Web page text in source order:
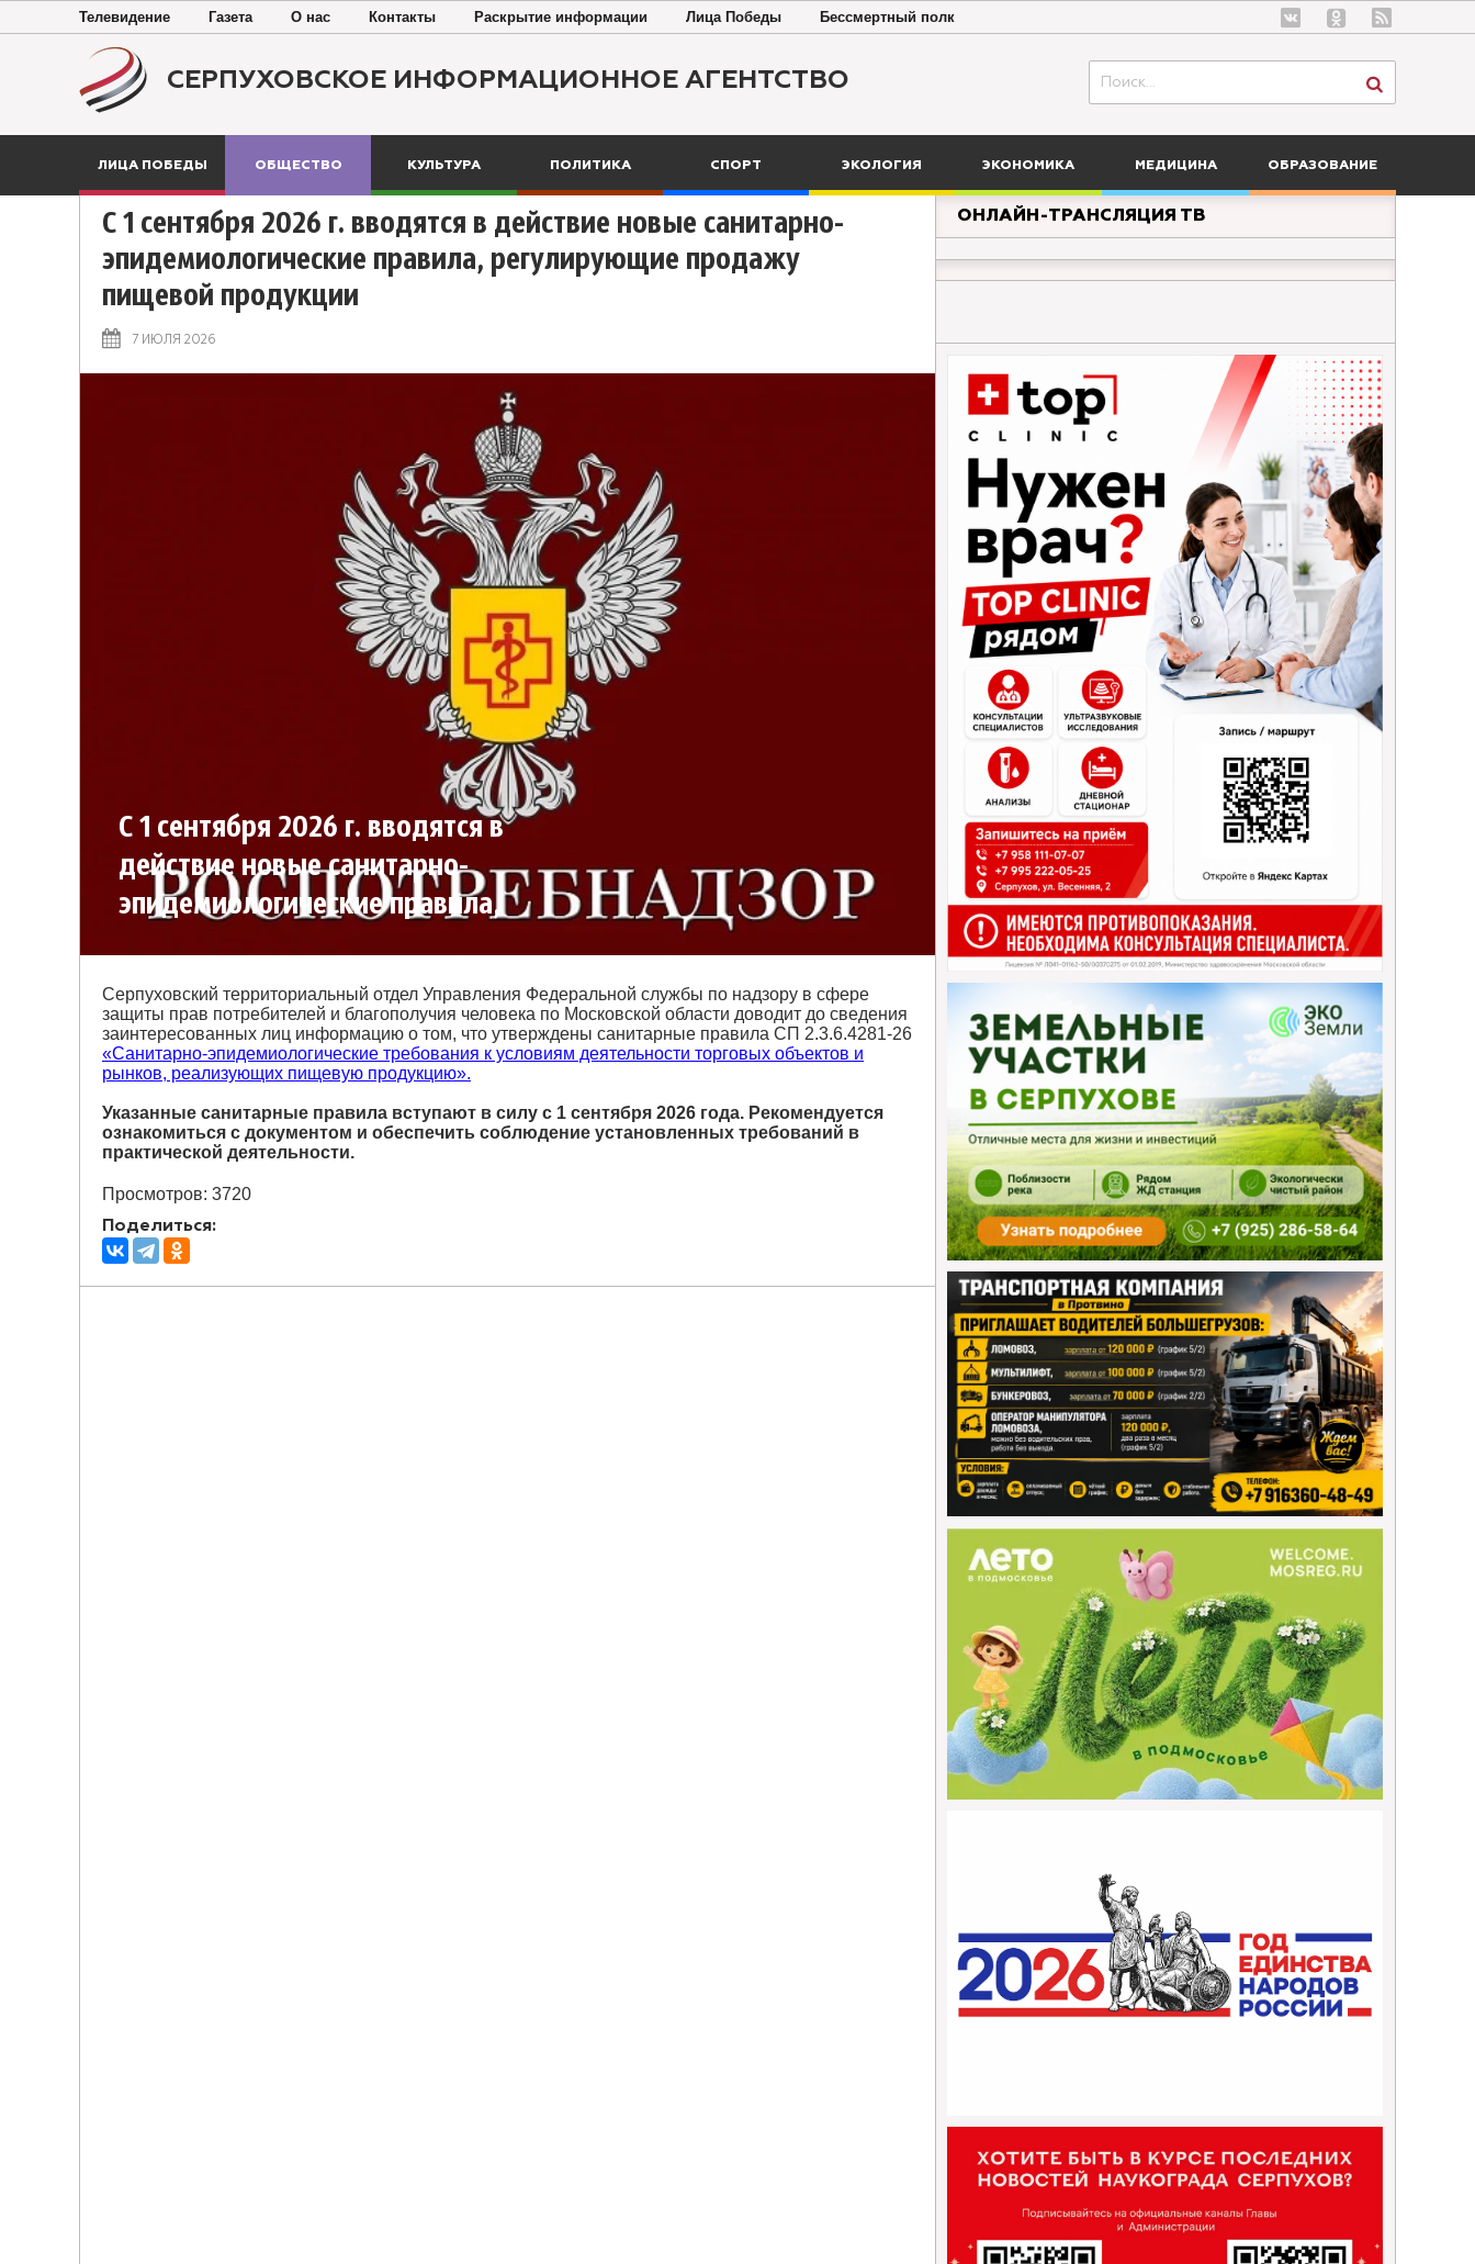
Телевидение Газета О нас Контакты Раскрытие информации Лица Победы Бессмертный полк
СЕРПУХОВСКОЕ ИНФОРМАЦИОННОЕ АГЕНТСТВО
ЛИЦА ПОБЕДЫ ОБЩЕСТВО КУЛЬТУРА ПОЛИТИКА СПОРТ ЭКОЛОГИЯ ЭКОНОМИКА МЕДИЦИНА ОБРАЗОВАНИЕ
С 1 сентября 2026 г. вводятся в действие новые санитарно-
эпидемиологические правила, регулирующие продажу
пищевой продукции
7 ИЮЛЯ 2026
С 1 сентября 2026 г. вводятся в
действие новые санитарно-
эпидемиологические правила,
продукции
Серпуховский территориальный отдел Управления Федеральной службы по надзору в сфере
защиты прав потребителей и благополучия человека по Московской области доводит до сведения
заинтересованных лиц информацию о том, что утверждены санитарные правила СП 2.3.6.4281‑26
«Санитарно-эпидемиологические требования к условиям деятельности торговых объектов и
рынков, реализующих пищевую продукцию».
Указанные санитарные правила вступают в силу с 1 сентября 2026 года. Рекомендуется
ознакомиться с документом и обеспечить соблюдение установленных требований в
практической деятельности.
Просмотров: 3720
Поделиться:
ОНЛАЙН-ТРАНСЛЯЦИЯ ТВ